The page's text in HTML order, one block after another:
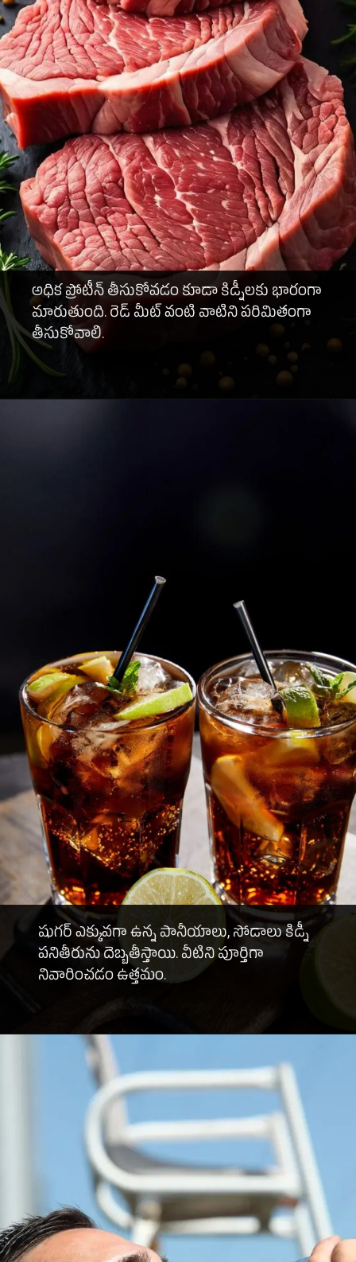
అధిక ప్రోటీన్ తీసుకోవడం కూడా కిడ్నీలకు భారంగా
మారుతుంది. రెడ్ మీట్ వంటి వాటిని పరిమితంగా
తీసుకోవాలి.
షుగర్ ఎక్కువగా ఉన్న పానీయాలు, సోడాలు కిడ్నీ
పనితీరును దెబ్బతీస్తాయి. వీటిని పూర్తిగా
నివారించడం ఉత్తమం.